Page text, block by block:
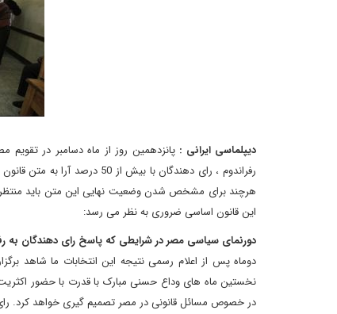
دیپلماسی ایرانی : پانزدهمین روز از ماه دسامبر در
رفراندوم ، رای دهندگان
این قانون اساسی ضروری به نظر می رسد:
دورنمای سیاسی مصر در شرایطی که پاسخ رای دهندگان به
دوماه پس از اعلام رسمی نتیجه این انتخابات ما شاهد
نخستین ماه های وداع حسنی مبارک با قدرت با حضور
در خصوص مسائل قانونی در مصر تصمیم گیری خواهد کرد. رای